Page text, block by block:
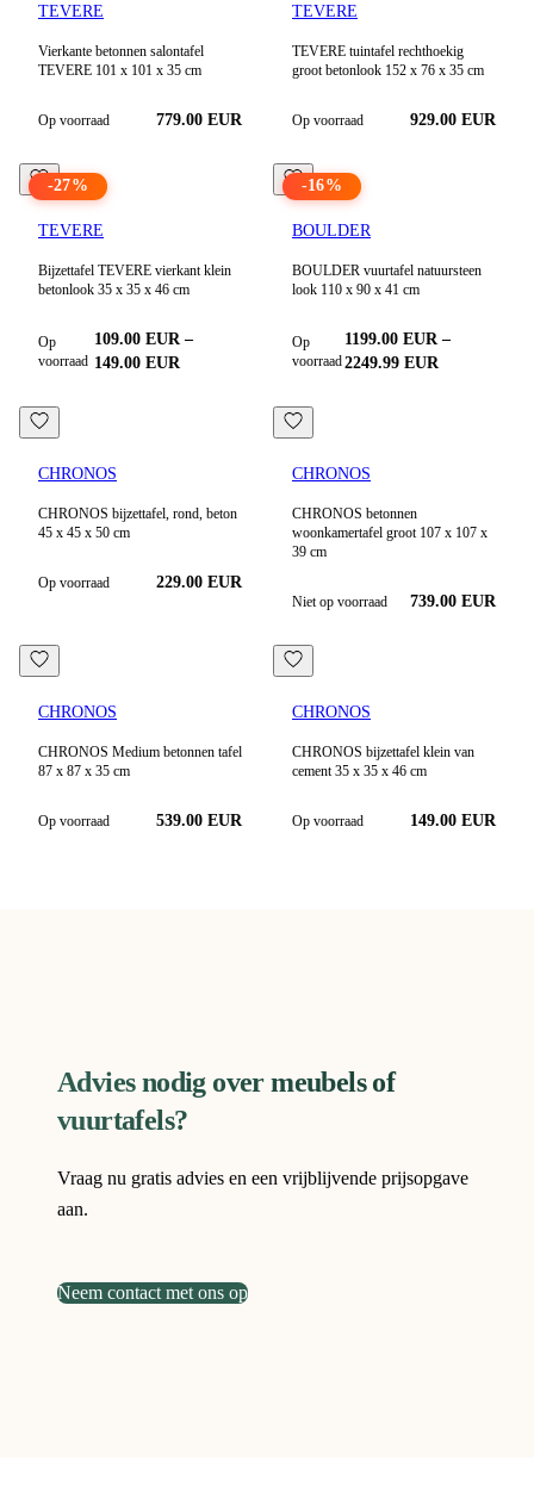
TEVERE
Vierkante betonnen salontafel
TEVERE 101 x 101 x 35 cm
Op voorraad 779.00 EUR
TEVERE
TEVERE tuintafel rechthoekig
groot betonlook 152 x 76 x 35 cm
Op voorraad 929.00 EUR
-27%
TEVERE
Bijzettafel TEVERE vierkant klein
betonlook 35 x 35 x 46 cm
Op
voorraad
109.00 EUR –
149.00 EUR
-16%
BOULDER
BOULDER vuurtafel natuursteen
look 110 x 90 x 41 cm
Op
voorraad
1199.00 EUR –
2249.99 EUR
CHRONOS
CHRONOS bijzettafel, rond, beton
45 x 45 x 50 cm
Op voorraad 229.00 EUR
CHRONOS
CHRONOS betonnen
woonkamertafel groot 107 x 107 x
39 cm
Niet op voorraad 739.00 EUR
CHRONOS
CHRONOS Medium betonnen tafel
87 x 87 x 35 cm
Op voorraad 539.00 EUR
CHRONOS
CHRONOS bijzettafel klein van
cement 35 x 35 x 46 cm
Op voorraad 149.00 EUR
Advies nodig over meubels of
vuurtafels?
Vraag nu gratis advies en een vrijblijvende prijsopgave
aan.
Neem contact met ons op